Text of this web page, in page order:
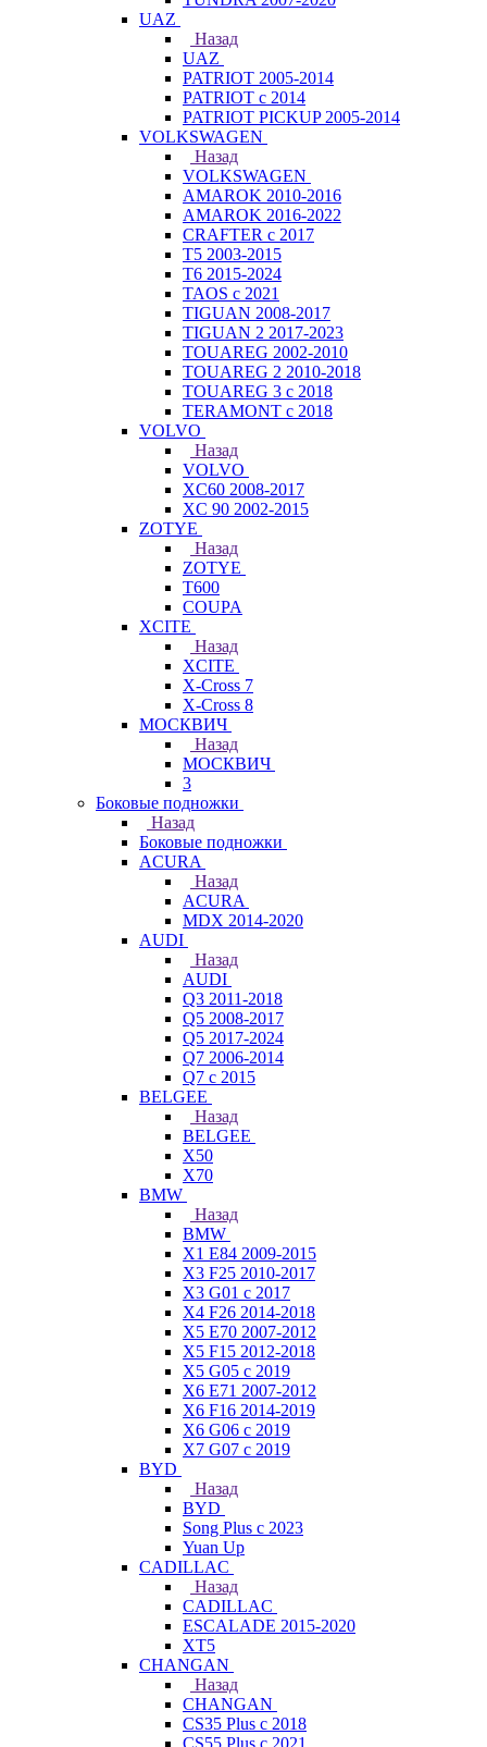
UAZ
Назад
UAZ
PATRIOT 2005-2014
PATRIOT с 2014
PATRIOT PICKUP 2005-2014
VOLKSWAGEN
Назад
VOLKSWAGEN
AMAROK 2010-2016
AMAROK 2016-2022
CRAFTER с 2017
T5 2003-2015
T6 2015-2024
TAOS с 2021
TIGUAN 2008-2017
TIGUAN 2 2017-2023
TOUAREG 2002-2010
TOUAREG 2 2010-2018
TOUAREG 3 с 2018
TERAMONT с 2018
VOLVO
Назад
VOLVO
XC60 2008-2017
XC 90 2002-2015
ZOTYE
Назад
ZOTYE
T600
COUPA
XCITE
Назад
XCITE
X-Cross 7
X-Cross 8
МОСКВИЧ
Назад
МОСКВИЧ
3
Боковые подножки
Назад
Боковые подножки
ACURA
Назад
ACURA
MDX 2014-2020
AUDI
Назад
AUDI
Q3 2011-2018
Q5 2008-2017
Q5 2017-2024
Q7 2006-2014
Q7 с 2015
BELGEE
Назад
BELGEE
X50
X70
BMW
Назад
BMW
X1 E84 2009-2015
X3 F25 2010-2017
X3 G01 с 2017
X4 F26 2014-2018
X5 E70 2007-2012
X5 F15 2012-2018
X5 G05 с 2019
X6 E71 2007-2012
X6 F16 2014-2019
X6 G06 с 2019
X7 G07 с 2019
BYD
Назад
BYD
Song Plus с 2023
Yuan Up
CADILLAC
Назад
CADILLAC
ESСALADE 2015-2020
XT5
CHANGAN
Назад
CHANGAN
CS35 Plus с 2018
CS55 Plus с 2021